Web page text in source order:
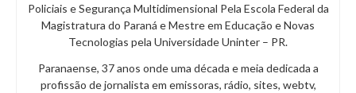
Policiais e Segurança Multidimensional Pela Escola Federal da
Magistratura do Paraná e Mestre em Educação e Novas
Tecnologias pela Universidade Uninter – PR.
Paranaense, 37 anos onde uma década e meia dedicada a
profissão de jornalista em emissoras, rádio, sites, webtv,